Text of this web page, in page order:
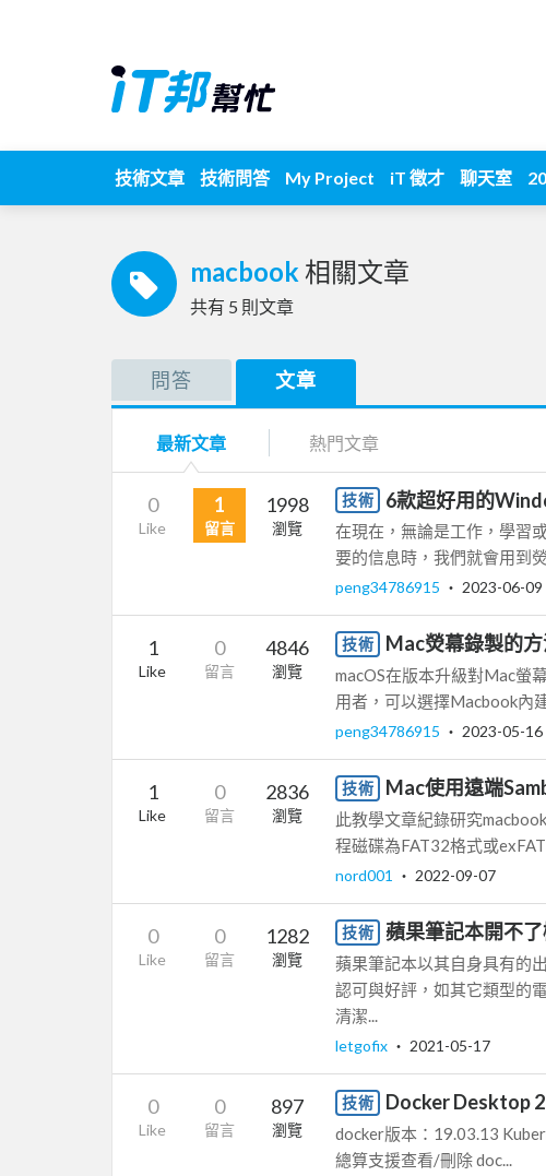
技術文章 技術問答 My Project iT 徵才 聊天室
macbook 相關文章
共有 5 則文章
問答 文章
最新文章 熱門文章
0
Like
1
留言
1998
瀏覽
技術 6款超好用的
在現在，無論是工作，學習
要的信息時，我們就會用到
peng34786915 ‧ 2023-06-09
1
Like
0
留言
4846
瀏覽
技術 Mac熒幕錄製的
macOS在版本升級對Mac螢
用者，可以選擇Macbook內
peng34786915 ‧ 2023-05-16
1
Like
0
留言
2836
瀏覽
技術 Mac使用遠端
此教學文章紀錄研究
程磁碟為FAT32格式或
nord001 ‧ 2022-09-07
0
Like
0
留言
1282
瀏覽
技術 蘋果筆記本開不
蘋果筆記本以其自身具有的
認可與好評，如其它類型的
清潔...
letgofix ‧ 2021-05-17
0
Like
0
留言
897
瀏覽
技術 Docker Desktop
docker版本：19.03.13
總算支援查看/刪除 doc...